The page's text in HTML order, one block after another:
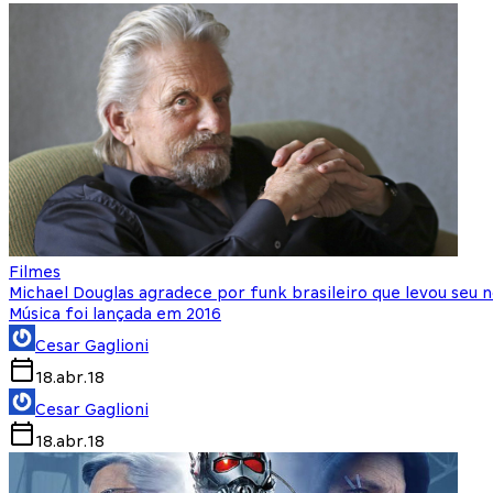
Filmes
Michael Douglas agradece por funk brasileiro que levou seu
Música foi lançada em 2016
Cesar Gaglioni
18.abr.18
Cesar Gaglioni
18.abr.18